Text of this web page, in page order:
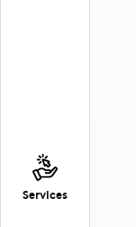
Services